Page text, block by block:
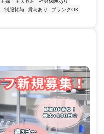
主婦・主夫歓迎
社会保険あり
制服貸与 賞与あり
ブランクOK